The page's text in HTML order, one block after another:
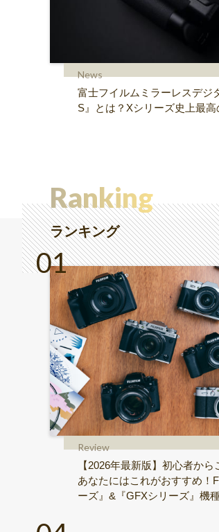
News
富士フイルムミラーレスデジ
S』とは？Xシリーズ史上最高
Ranking
ランキング
Review
【2026年最新版】初心者から
あなたにはこれがおすすめ！
ーズ』&『GFXシリーズ』機